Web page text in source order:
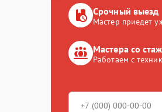
Срочный выезд
Мастер приедет
Мастера со
Работаем с